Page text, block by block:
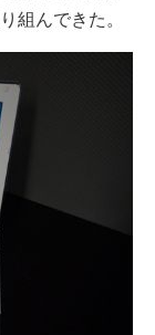
組んできた。